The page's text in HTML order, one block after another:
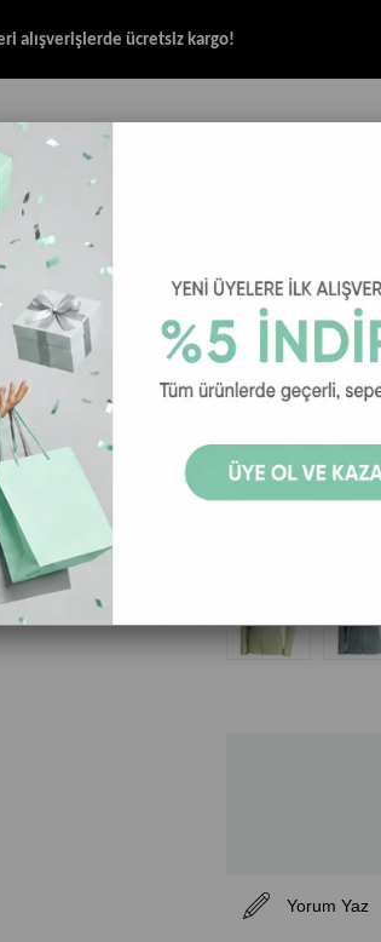
alışverişlerde ücretsiz kargo!
AKSESUAR HALAT & İP SANDALET
Sweatshirt
Helly
Helly Hansen Pretty
Lacivert
Yorum Yaz